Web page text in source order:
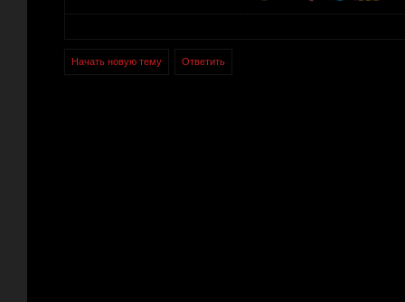
Начать новую тему Ответить